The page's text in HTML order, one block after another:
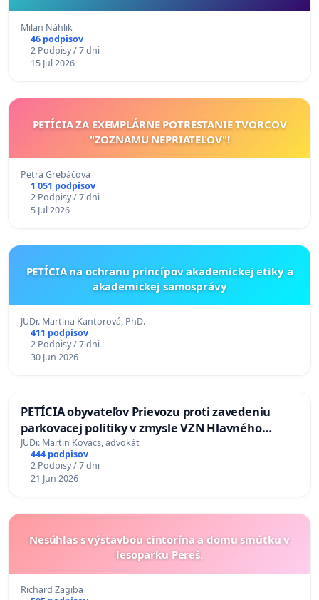
Milan Náhlik
46 podpisov
2 Podpisy / 7 dni
15 Jul 2026
PETÍCIA ZA EXEMPLÁRNE POTRESTANIE TVORCOV
"ZOZNAMU NEPRIATEĽOV"!
Petra Grebáčová
1 051 podpisov
2 Podpisy / 7 dni
5 Jul 2026
PETÍCIA na ochranu princípov akademickej etiky a
akademickej samosprávy
JUDr. Martina Kantorová, PhD.
411 podpisov
2 Podpisy / 7 dni
30 Jun 2026
PETÍCIA obyvateľov Prievozu proti zavedeniu
parkovacej politiky v zmysle VZN Hlavného
mesta SR Bratislavy č. 3/2025 zo dňa 19.06.2025 o
dočasnom parkovaní motorových vozidiel
JUDr. Martin Kovács, advokát
444 podpisov
2 Podpisy / 7 dni
21 Jun 2026
Nesúhlas s výstavbou cintorína a domu smútku v
lesoparku Pereš.
Richard Zagiba